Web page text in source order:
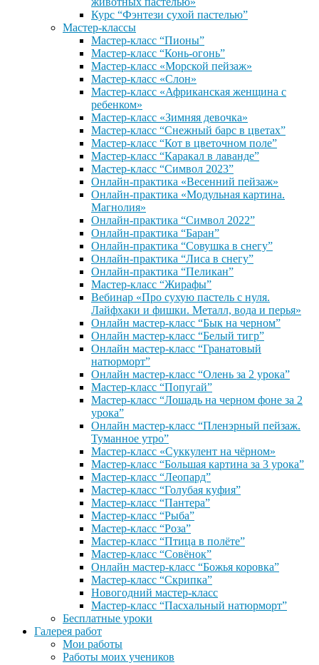
Курс “Фэнтези сухой пастелью”
Мастер-классы
Мастер-класс “Пионы”
Мастер-класс “Конь-огонь”
Мастер-класс «Морской пейзаж»
Мастер-класс «Слон»
Мастер-класс «Африканская женщина с
ребенком»
Мастер-класс «Зимняя девочка»
Мастер-класс “Снежный барс в цветах”
Мастер-класс “Кот в цветочном поле”
Мастер-класс “Каракал в лаванде”
Мастер-класс “Символ 2023”
Онлайн-практика «Весенний пейзаж»
Онлайн-практика «Модульная картина.
Магнолия»
Онлайн-практика “Символ 2022”
Онлайн-практика “Баран”
Онлайн-практика “Совушка в снегу”
Онлайн-практика “Лиса в снегу”
Онлайн-практика “Пеликан”
Мастер-класс “Жирафы”
Вебинар «Про сухую пастель с нуля.
Лайфхаки и фишки. Металл, вода и перья»
Онлайн мастер-класс “Бык на черном”
Онлайн мастер-класс “Белый тигр”
Онлайн мастер-класс “Гранатовый
натюрморт”
Онлайн мастер-класс “Олень за 2 урока”
Мастер-класс “Попугай”
Мастер-класс “Лошадь на черном фоне за 2
урока”
Онлайн мастер-класс “Пленэрный пейзаж.
Туманное утро”
Мастер-класс «Суккулент на чёрном»
Мастер-класс “Большая картина за 3 урока”
Мастер-класс “Леопард”
Мастер-класс “Голубая куфия”
Мастер-класс “Пантера”
Мастер-класс “Рыба”
Мастер-класс “Роза”
Мастер-класс “Птица в полёте”
Мастер-класс “Совёнок”
Онлайн мастер-класс “Божья коровка”
Мастер-класс “Скрипка”
Новогодний мастер-класс
Мастер-класс “Пасхальный натюрморт”
Бесплатные уроки
Галерея работ
Мои работы
Работы моих учеников